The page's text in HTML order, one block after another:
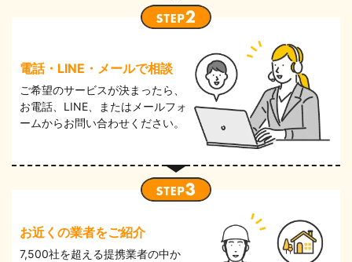
電話・LINE・メールで相談
ご希望のサービスが決まったら、
お電話、LINE、またはメールフォ
ームからお問い合わせください。
お近くの業者をご紹介
7,500社を超える提携業者の中か